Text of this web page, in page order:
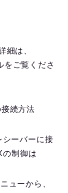
細は、
ご覧くださ
続方法
ーバーに接
の制御は
ューから、